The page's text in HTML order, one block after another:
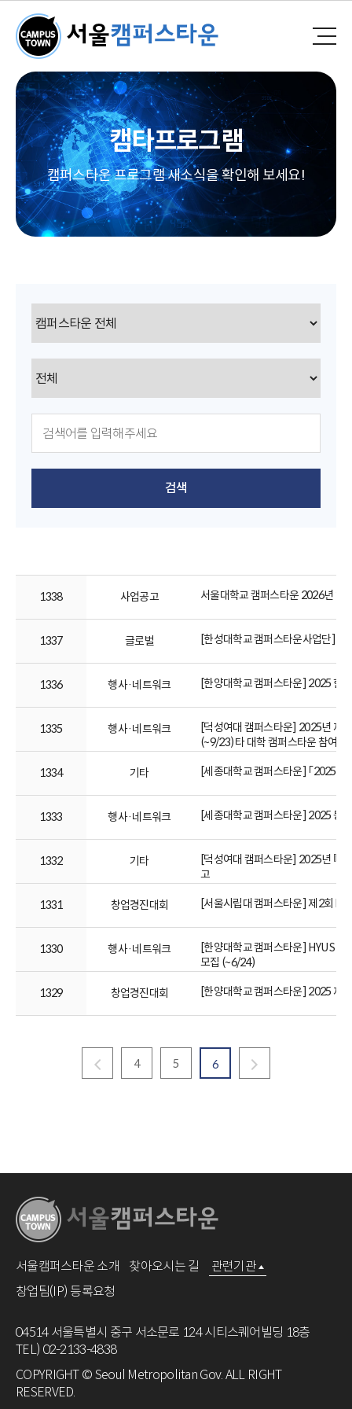
캠타프로그램
캠퍼스타운 프로그램 새소식을 확인해 보세요!
검색
1338 사업공고 서울대학교 캠퍼스타운 2026년 1
1337 글로벌 [한성대학교 캠퍼스타운사업단]
1336 행사·네트워크 [한양대학교 캠퍼스타운] 2025 한
1335 행사·네트워크
[덕성여대 캠퍼스타운] 2025년 제
(~9/23) 타 대학 캠퍼스타운 참여 환
1334 기타 [세종대학교 캠퍼스타운] 「2025년
1333 행사·네트워크 [세종대학교 캠퍼스타운] 2025 동
1332 기타
[덕성여대 캠퍼스타운] 2025년 『
고
1331 창업경진대회 [서울시립대 캠퍼스타운] 제2회
1330 행사·네트워크
[한양대학교 캠퍼스타운] HYU
모집 (~6/24)
1329 창업경진대회 [한양대학교 캠퍼스타운] 2025 제
4 5 6
서울캠퍼스타운 소개 찾아오시는 길
관련기관
창업팀(IP) 등록요청
04514 서울특별시 중구 서소문로 124 시티스퀘어빌딩 18층
TEL) 02-2133-4838
COPYRIGHT © Seoul Metropolitan Gov. ALL RIGHT
RESERVED.